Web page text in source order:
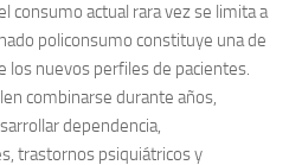
consumo actual rara vez se limita a
policonsumo constituye una de
los nuevos perfiles de pacientes.
combinarse durante años,
dependencia,
trastornos psiquiátricos y